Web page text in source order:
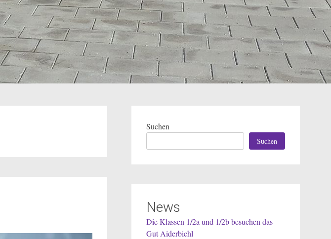
Suchen
Suchen
News
Die Klassen 1/2a und 1/2b besuchen das
Gut Aiderbichl